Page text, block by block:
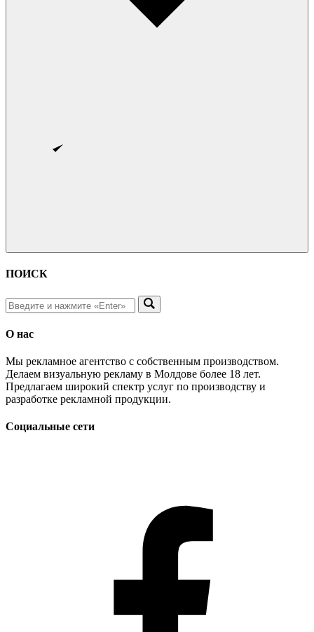
ПОИСК
О нас
Мы рекламное агентство с собственным производством.
Делаем визуальную рекламу в Молдове более 18 лет.
Предлагаем широкий спектр услуг по производству и
разработке рекламной продукции.
Социальные сети